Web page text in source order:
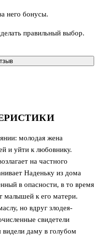
молодая жена
и уйти к любовнику.
на частного
Наденьку из дома
в опасности, в то время
малышей к его матери.
но вдруг злодея-
свидетели
видели даму в голубом
него бонусы.
правильный выбор.